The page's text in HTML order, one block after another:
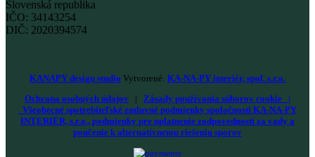
Slovenská republika
IČO: 34143254
DIČ: 2020394574
KANAPY design studio Vytvorené: KA-NA-PY interiér, spol. s.r.o.
Ochrana osobných údajov | Zásady používania súborov cookie |
Všeobecné spotrebiteľské zmluvné podmienky spoločnosti KA-NA-PY
INTERIÉR, s.r.o., podmienky pre uplatnenie zodpovednosti za vady a
poučenie k alternatívnemu riešeniu sporov